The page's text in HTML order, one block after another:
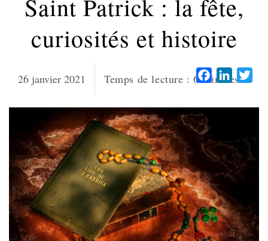
Saint Patrick : la fête,
curiosités et histoire
26 janvier 2021 Temps de lecture : 6 minutes
Facebook